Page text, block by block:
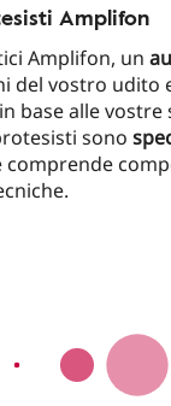
Amplifon
Amplifon, un
del vostro udito
base alle vostre
sono